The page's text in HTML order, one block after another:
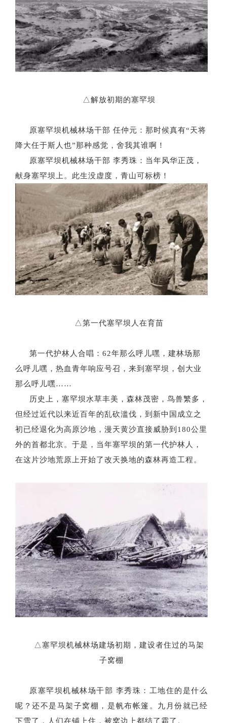
△解放初期的塞罕坝
原塞罕坝机械林场干部 任仲元：那时候真有“天将
降大任于斯人也”那种感觉，舍我其谁啊！
原塞罕坝机械林场干部 李秀珠：当年风华正茂，
献身塞罕坝上。此生没虚度，青山可标榜！
△第一代塞罕坝人在育苗
第一代护林人合唱： 62年那么呼儿嘿，建林场那
么呼儿嘿，热血青年响应号召，来到塞罕坝，创大业
那么呼儿嘿……
历史上，塞罕坝水草丰美，森林茂密，鸟兽繁多，
但经过近代以来近百年的乱砍滥伐，到新中国成立之
初已经退化为高原沙地，漫天黄沙直接威胁到 180公里
外的首都北京。于是，当年塞罕坝的第一代护林人，
在这片沙地荒原上开始了改天换地的森林再造工程。
△塞罕坝机械林场建场初期，建设者住过的马架
子窝棚
原塞罕坝机械林场干部 李秀珠：工地住的是什么
呢？还不是马架子窝棚，是帆布帐篷。九月份就已经
下雪了，人们在铺上住，被窝边上都结了霜了。